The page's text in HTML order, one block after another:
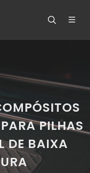
PILHAS
DE BAIXA